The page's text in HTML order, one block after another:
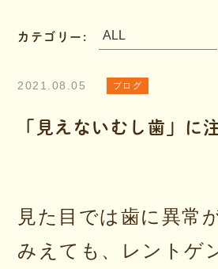
カテゴリー:
2021.08.05 ブログ
「見えないむし歯」に
見た目では歯に異常
みえても、レントゲ